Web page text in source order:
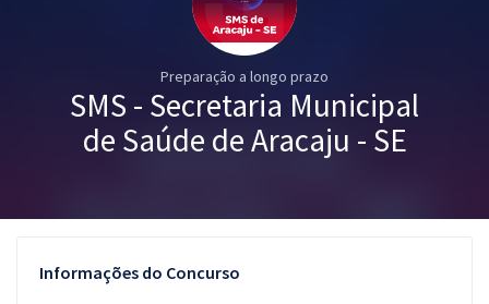
Graduação
Preparação a longo prazo
SMS - Secretaria Municipal
de Saúde de Aracaju - SE
Informações do Concurso